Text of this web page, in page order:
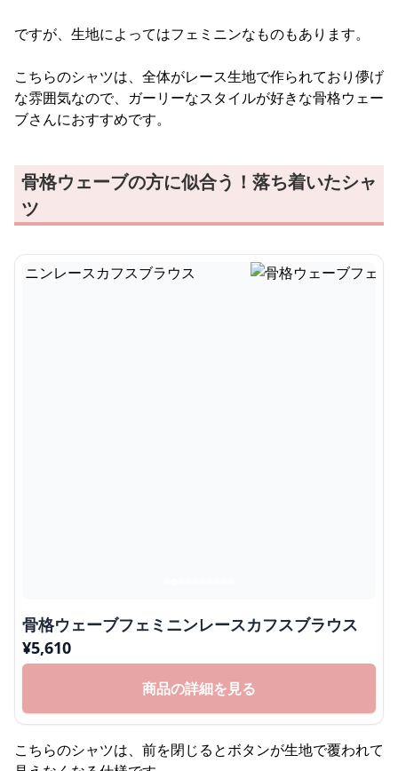
ですが、生地によってはフェミニンなものもあります。
こちらのシャツは、全体がレース生地で作られており儚げ
な雰囲気なので、ガーリーなスタイルが好きな骨格ウェー
ブさんにおすすめです。
骨格ウェーブの方に似合う！落ち着いたシャ
ツ
骨格ウェーブフェミニンレースカフスブラウス
¥5,610
商品の詳細を見る
こちらのシャツは、前を閉じるとボタンが生地で覆われて